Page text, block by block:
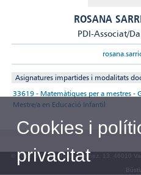
ROSANA
PDI-Associat/
Asignatures impartides i modalitats
33619 - Matemàtiques per a mestres -
Mestre/a en Educació Infantil
© 2026 UV. - Av. Blasco Ibáñez, 13. 46010
Cookies i
privacitat